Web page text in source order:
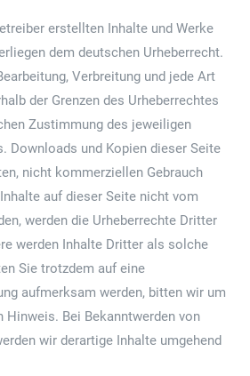
erstellten Inhalte und Werke
dem deutschen Urheberrecht.
Verbreitung und jede Art
der Grenzen des Urheberrechtes
Zustimmung des jeweiligen
Downloads und Kopien dieser Seite
nicht kommerziellen Gebrauch
auf dieser Seite nicht vom
werden die Urheberrechte Dritter
werden Inhalte Dritter als solche
Sie trotzdem auf eine
aufmerksam werden, bitten wir um
Hinweis. Bei Bekanntwerden von
wir derartige Inhalte umgehend